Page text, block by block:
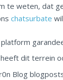
te weten, dat
chatsurbate
dit terrein
Blog